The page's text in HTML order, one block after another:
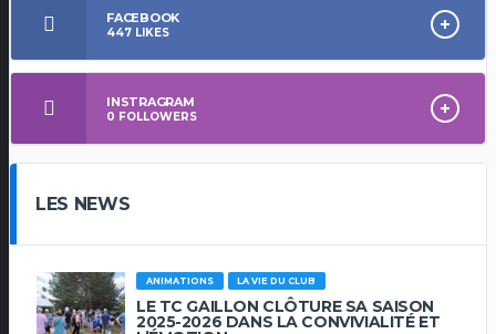
FACEBOOK
447 LIKES
INSTRAGRAM
0 FOLLOWERS
LES NEWS
ANIMATIONS LA VIE DU CLUB
LE TC GAILLON CLÔTURE SA SAISON
2025-2026 DANS LA CONVIVIALITÉ ET